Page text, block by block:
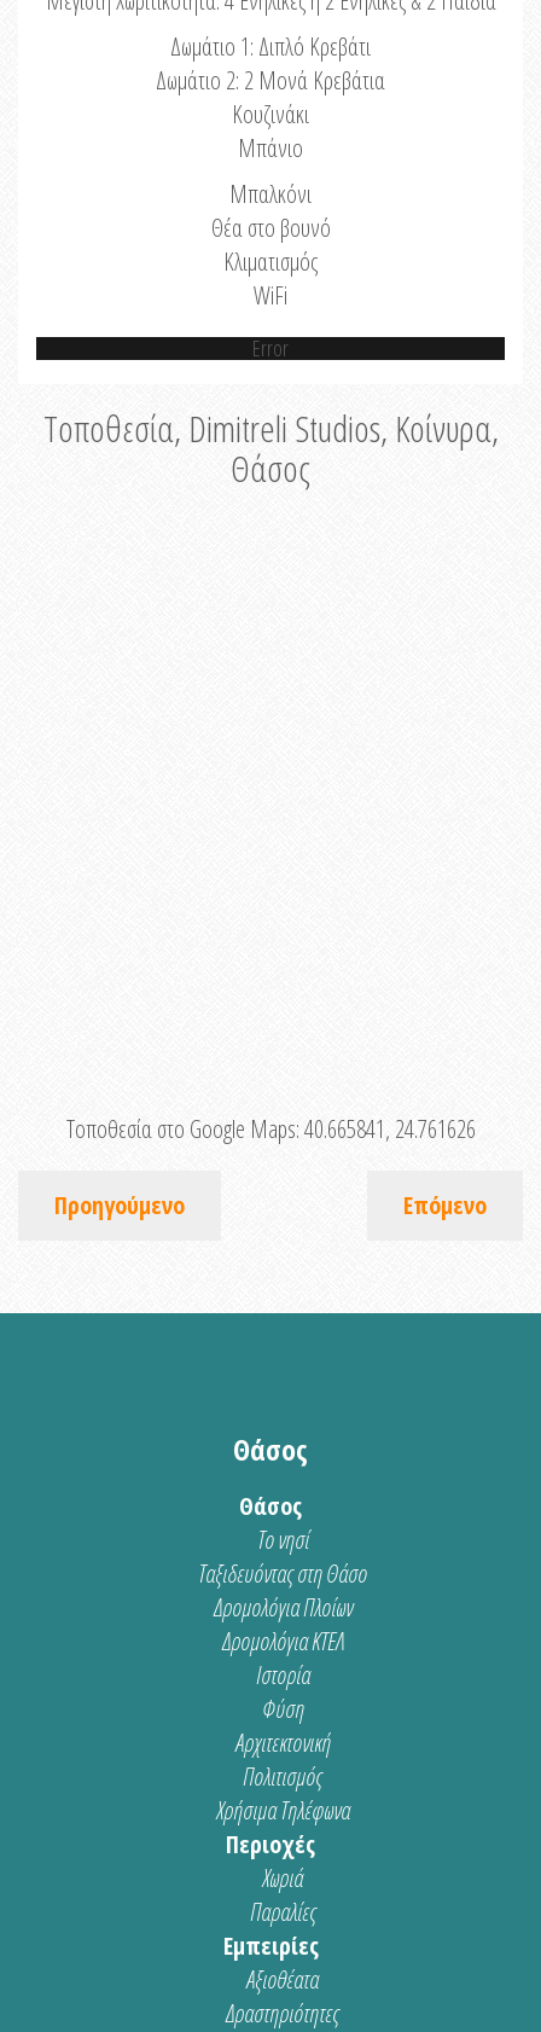
Δωμάτιο 1: Διπλό Κρεβάτι
Δωμάτιο 2: 2 Μονά Κρεβάτια
Κουζινάκι
Μπάνιο
Μπαλκόνι
Θέα στο βουνό
Κλιματισμός
WiFi
Error
Τοποθεσία, Dimitreli Studios, Κοίνυρα,
Θάσος
Τοποθεσία στο Google Maps:40.665841, 24.761626
Προηγούμενο Επόμενο
Θάσος
Θάσος
Το νησί
Ταξιδευόντας στη Θάσο
Δρομολόγια Πλοίων
Δρομολόγια ΚΤΕΛ
Ιστορία
Φύση
Αρχιτεκτονική
Πολιτισμός
Χρήσιμα Τηλέφωνα
Περιοχές
Χωριά
Παραλίες
Εμπειρίες
Αξιοθέατα
Δραστηριότητες